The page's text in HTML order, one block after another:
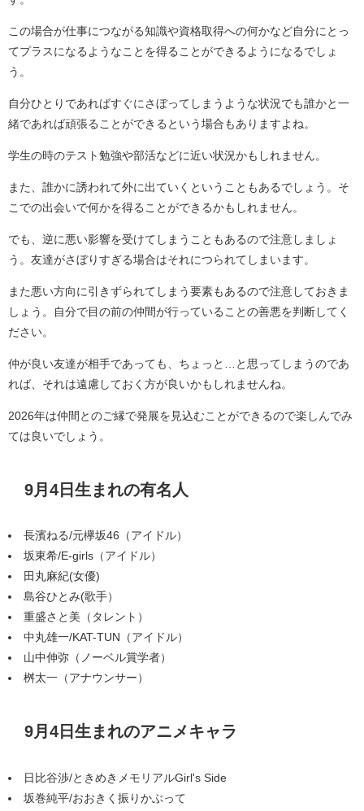
この場合が仕事につながる知識や資格取得への何かなど自分にとっ
てプラスになるようなことを得ることができるようになるでしょ
う。
自分ひとりであればすぐにさぼってしまうような状況でも誰かと一
緒であれば頑張ることができるという場合もありますよね。
学生の時のテスト勉強や部活などに近い状況かもしれません。
また、誰かに誘われて外に出ていくということもあるでしょう。そ
こでの出会いで何かを得ることができるかもしれません。
でも、逆に悪い影響を受けてしまうこともあるので注意しましょ
う。友達がさぼりすぎる場合はそれにつられてしまいます。
また悪い方向に引きずられてしまう要素もあるので注意しておきま
しょう。自分で目の前の仲間が行っていることの善悪を判断してく
ださい。
仲が良い友達が相手であっても、ちょっと…と思ってしまうのであ
れば、それは遠慮しておく方が良いかもしれませんね。
2026年は仲間とのご縁で発展を見込むことができるので楽しんでみ
ては良いでしょう。
9月4日生まれの有名人
長濱ねる/元欅坂46（アイドル）
坂東希/E-girls（アイドル）
田丸麻紀(女優)
島谷ひとみ(歌手）
重盛さと美（タレント）
中丸雄一/KAT-TUN（アイドル）
山中伸弥（ノーベル賞学者）
桝太一（アナウンサー）
9月4日生まれのアニメキャラ
日比谷渉/ときめきメモリアルGirl's Side
坂巻純平/おおきく振りかぶって